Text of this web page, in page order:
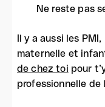
Ne reste pas
Il y a aussi les
maternelle et
de chez toi pour
professionnelle